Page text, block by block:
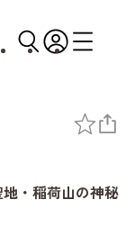
地・稲荷山の神秘